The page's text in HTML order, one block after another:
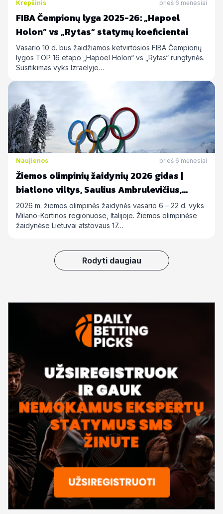
Krepšinis prieš 6 mėnesiai
FIBA Čempionų lyga 2025-26: „Hapoel
Holon“ vs „Rytas“ statymų koeficientai
Vasario 10 d. bus žaidžiamos ketvirtosios FIBA Čempionų
lygos TOP 16 etapo „Hapoel Holon“ vs „Rytas“ rungtynės.
Susitikimas vyks Izraelyje…
Naujienos prieš 6 mėnesiai
Žiemos olimpinių žaidynių 2026 gidas |
biatlono viltys, Saulius Ambrulevičius,
Allison Reed ir kiti
2026 m. žiemos olimpinės žaidynės vasario 6 – 22 d. vyks
Milano-Kortinos regionuose, Italijoje. Žiemos olimpinėse
žaidynėse Lietuvai atstovaus 17…
Rodyti daugiau